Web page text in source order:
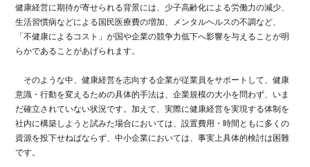
健康経営に期待が寄せられる背景には、少子高齢化による労働力の減少、
生活習慣病などによる国民医療費の増加、メンタルヘルスの不調など、
「不健康によるコスト」が国や企業の競争力低下へ影響を与えることが明
らかであることがあげられます。
そのような中、健康経営を志向する企業が従業員をサポートして、健康
意識・行動を変えるための具体的手法は、企業規模の大小を問わず、いま
だ確立されていない状況です。加えて、実際に健康経営を実現する体制を
社内に構築しようと試みた場合においては、設置費用・時間ともに多くの
資源を投下せねばならず、中小企業においては、事実上具体的検討は困難
です。